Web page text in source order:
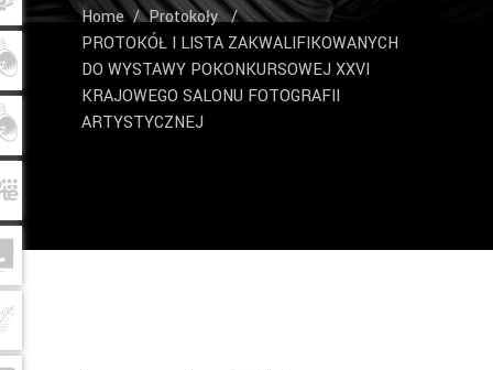
Home/Protokoły/
PROTOKÓŁ I LISTA ZAKWALIFIKOWANYCH
DO WYSTAWY POKONKURSOWEJ XXVI
KRAJOWEGO SALONU FOTOGRAFII
ARTYSTYCZNEJ